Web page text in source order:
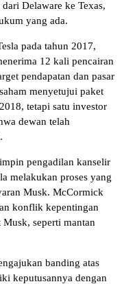
Delaware ke Texas,
yang ada.
pada tahun 2017,
12 kali pencairan
pendapatan dan pasar
menyetujui paket
tetapi satu investor
dewan telah
pengadilan kanselir
melakukan proses yang
Musk. McCormick
konflik kepentingan
seperti mantan
banding atas
keputusannya dengan